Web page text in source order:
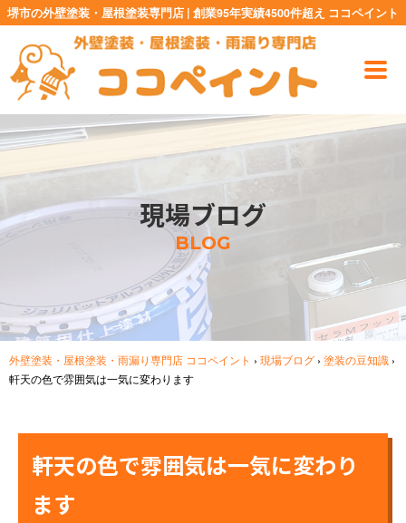
堺市の外壁塗装・屋根塗装専門店 | 創業95年実績4500件超え ココペイント
現場ブログ
BLOG
外壁塗装・屋根塗装・雨漏り専門店 ココペイント › 現場ブログ › 塗装の豆知識 ›
軒天の色で雰囲気は一気に変わります
軒天の色で雰囲気は一気に変わり
ます